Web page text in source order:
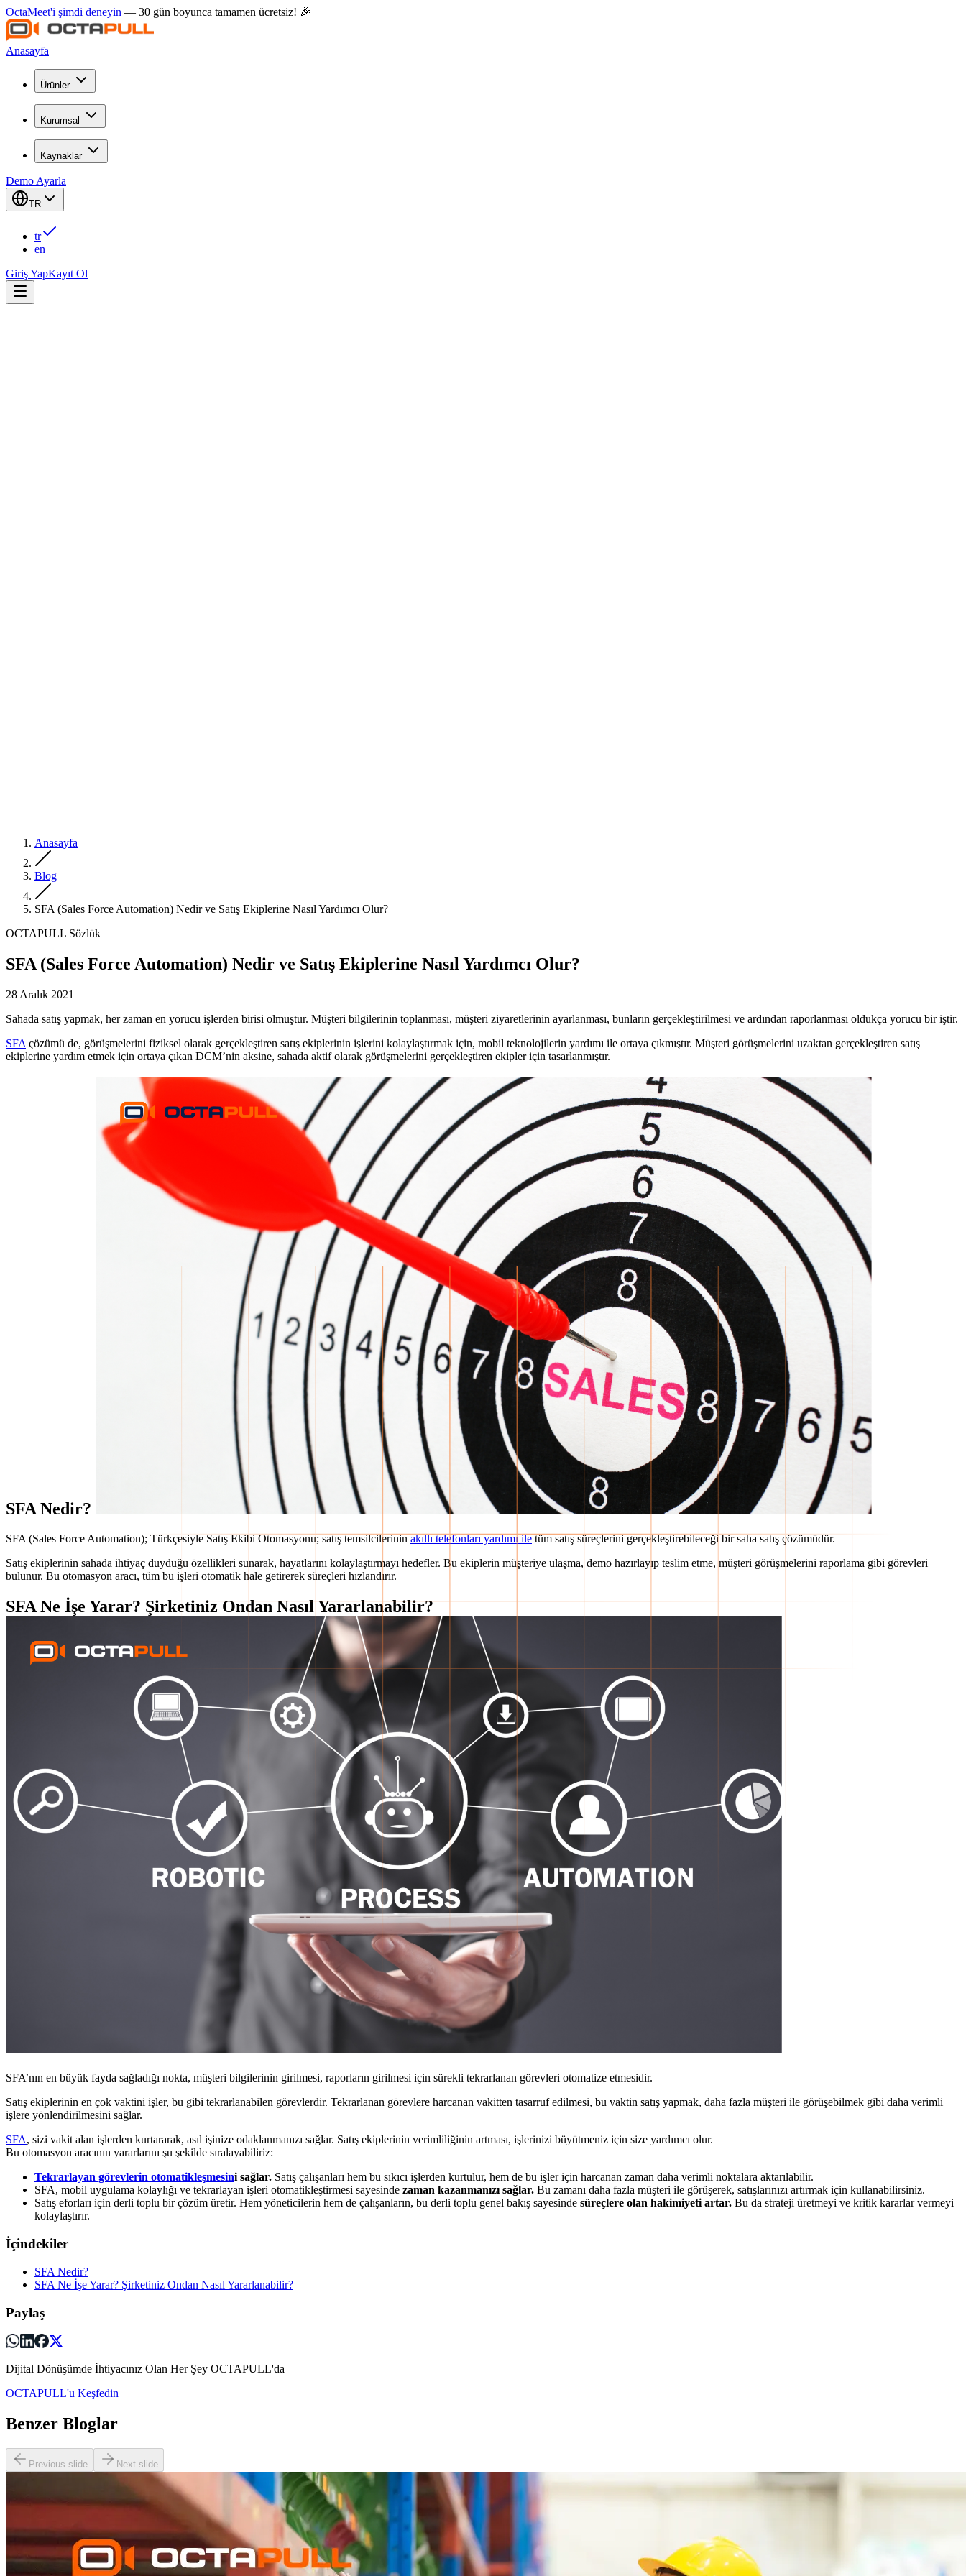
OctaMeet'i şimdi deneyin — 30 gün boyunca tamamen ücretsiz! 🎉
Anasayfa
Ürünler
Kurumsal
Kaynaklar
Demo Ayarla
TR
tr
en
Giriş YapKayıt Ol
Anasayfa
Blog
SFA (Sales Force Automation) Nedir ve Satış Ekiplerine Nasıl Yardımcı Olur?
OCTAPULL Sözlük
SFA (Sales Force Automation) Nedir ve Satış Ekiplerine Nasıl Yardımcı Olur?
28 Aralık 2021
Sahada satış yapmak, her zaman en yorucu işlerden birisi olmuştur. Müşteri bilgilerinin toplanması, müşteri ziyaretlerinin ayarlanması, bunların gerçekleştirilmesi ve ardından raporlanması oldukça yorucu bir iştir.
SFA çözümü de, görüşmelerini fiziksel olarak gerçekleştiren satış ekiplerinin işlerini kolaylaştırmak için, mobil teknolojilerin yardımı ile ortaya çıkmıştır. Müşteri görüşmelerini uzaktan gerçekleştiren satış
ekiplerine yardım etmek için ortaya çıkan DCM’nin aksine, sahada aktif olarak görüşmelerini gerçekleştiren ekipler için tasarlanmıştır.
SFA Nedir?
SFA (Sales Force Automation); Türkçesiyle Satış Ekibi Otomasyonu; satış temsilcilerininakıllı telefonları yardımı iletüm satış süreçlerini gerçekleştirebileceği bir saha satış çözümüdür.
Satış ekiplerinin sahada ihtiyaç duyduğu özellikleri sunarak, hayatlarını kolaylaştırmayı hedefler. Bu ekiplerin müşteriye ulaşma, demo hazırlayıp teslim etme, müşteri görüşmelerini raporlama gibi görevleri
bulunur. Bu otomasyon aracı, tüm bu işleri otomatik hale getirerek süreçleri hızlandırır.
SFA Ne İşe Yarar? Şirketiniz Ondan Nasıl Yararlanabilir?
SFA’nın en büyük fayda sağladığı nokta, müşteri bilgilerinin girilmesi, raporların girilmesi için sürekli tekrarlanan görevleri otomatize etmesidir.
Satış ekiplerinin en çok vaktini işler, bu gibi tekrarlanabilen görevlerdir. Tekrarlanan görevlere harcanan vakitten tasarruf edilmesi, bu vaktin satış yapmak, daha fazla müşteri ile görüşebilmek gibi daha verimli
işlere yönlendirilmesini sağlar.
SFA, sizi vakit alan işlerden kurtararak, asıl işinize odaklanmanızı sağlar. Satış ekiplerinin verimliliğinin artması, işlerinizi büyütmeniz için size yardımcı olur.
Bu otomasyon aracının yararlarını şu şekilde sıralayabiliriz:
Tekrarlayan görevlerin otomatikleşmesini sağlar. Satış çalışanları hem bu sıkıcı işlerden kurtulur, hem de bu işler için harcanan zaman daha verimli noktalara aktarılabilir.
SFA, mobil uygulama kolaylığı ve tekrarlayan işleri otomatikleştirmesi sayesinde zaman kazanmanızı sağlar. Bu zamanı daha fazla müşteri ile görüşerek, satışlarınızı artırmak için kullanabilirsiniz.
Satış eforları için derli toplu bir çözüm üretir. Hem yöneticilerin hem de çalışanların, bu derli toplu genel bakış sayesinde süreçlere olan hakimiyeti artar. Bu da strateji üretmeyi ve kritik kararlar vermeyi
kolaylaştırır.
İçindekiler
SFA Nedir?
SFA Ne İşe Yarar? Şirketiniz Ondan Nasıl Yararlanabilir?
Paylaş
Dijital Dönüşümde İhtiyacınız Olan Her Şey OCTAPULL'da
OCTAPULL'u Keşfedin
Benzer Bloglar
Previous slide Next slide